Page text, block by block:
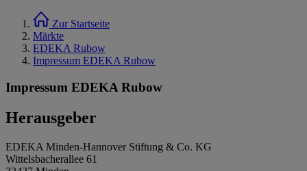
Zur Startseite
Märkte
EDEKA Rubow
Impressum EDEKA Rubow
Impressum EDEKA Rubow
Herausgeber
EDEKA Minden-Hannover Stiftung & Co. KG
Wittelsbacherallee 61